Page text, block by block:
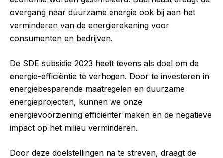
overgang naar duurzame energie ook bij aan het
verminderen van de energierekening voor
consumenten en bedrijven.
De SDE subsidie 2023 heeft tevens als doel om de
energie-efficiëntie te verhogen. Door te investeren in
energiebesparende maatregelen en duurzame
energieprojecten, kunnen we onze
energievoorziening efficiënter maken en de negatieve
impact op het milieu verminderen.
Door deze doelstellingen na te streven, draagt de